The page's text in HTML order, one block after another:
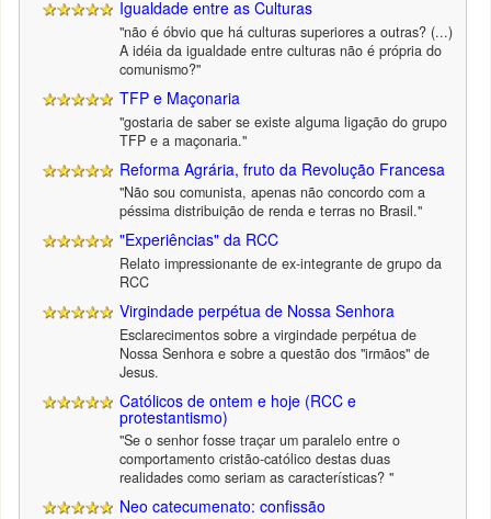
Igualdade entre as Culturas
"não é óbvio que há culturas superiores a outras? (...)
A idéia da igualdade entre culturas não é própria do
comunismo?"
TFP e Maçonaria
"gostaria de saber se existe alguma ligação do grupo
TFP e a maçonaria."
Reforma Agrária, fruto da Revolução Francesa
"Não sou comunista, apenas não concordo com a
péssima distribuição de renda e terras no Brasil."
"Experiências" da RCC
Relato impressionante de ex-integrante de grupo da
RCC
Virgindade perpétua de Nossa Senhora
Esclarecimentos sobre a virgindade perpétua de
Nossa Senhora e sobre a questão dos "irmãos" de
Jesus.
Católicos de ontem e hoje (RCC e
protestantismo)
"Se o senhor fosse traçar um paralelo entre o
comportamento cristão-católico destas duas
realidades como seriam as características? "
Neo catecumenato: confissão